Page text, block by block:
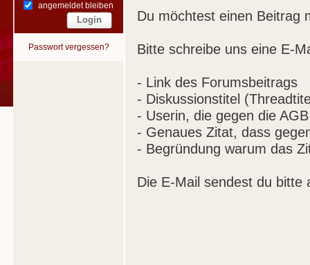
angemeldet bleiben
Passwort vergessen?
Du möchtest einen Beitrag
Bitte schreibe uns eine E-
- Link des Forumsbeitrags
- Diskussionstitel
- Userin, die gegen die
- Genaues Zitat, dass
- Begründung warum das
Die E-Mail sendest du bitte